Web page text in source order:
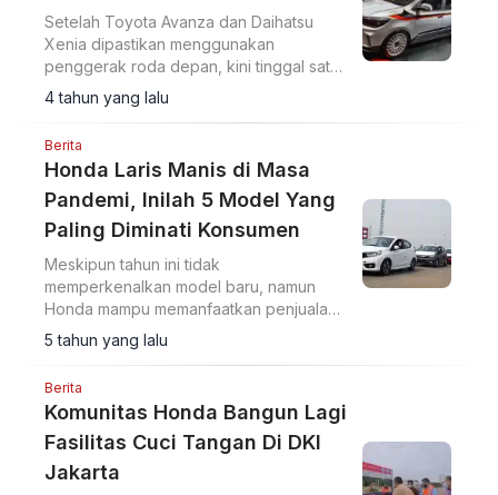
Setelah Toyota Avanza dan Daihatsu
Xenia dipastikan menggunakan
penggerak roda depan, kini tinggal satu
model LMPV yang masih menggunakan
penggerak roda belakang.
4 tahun yang lalu
Berita
Honda Laris Manis di Masa
Pandemi, Inilah 5 Model Yang
Paling Diminati Konsumen
Meskipun tahun ini tidak
memperkenalkan model baru, namun
Honda mampu memanfaatkan penjualan
dari line up dagang mereka yang sudah
ada. Inilah 5 model terlaris di 2020.
5 tahun yang lalu
Berita
Komunitas Honda Bangun Lagi
Fasilitas Cuci Tangan Di DKI
Jakarta